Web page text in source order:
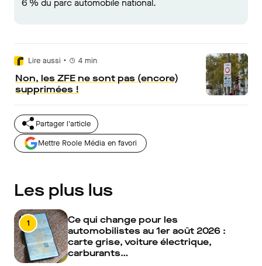
6 % du parc automobile national.
Lire aussi • 4 min
Non, les ZFE ne sont pas (encore)
supprimées !
Partager l'article
Mettre Roole Média en favori
Les plus lus
1
Ce qui change pour les
automobilistes au 1er août 2026 :
carte grise, voiture électrique,
carburants…